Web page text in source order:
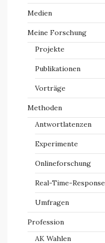
Medien
Meine Forschung
Projekte
Publikationen
Vorträge
Methoden
Antwortlatenzen
Experimente
Onlineforschung
Real-Time-Response
Umfragen
Profession
AK Wahlen